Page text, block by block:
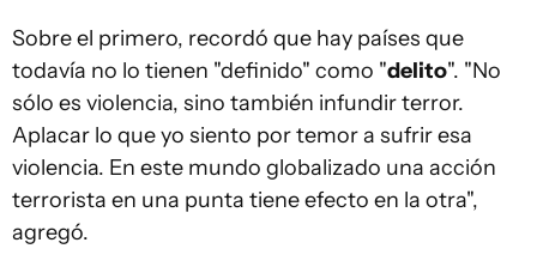
Sobre el primero, recordó que hay países que
todavía no lo tienen "definido" como "delito". "No
sólo es violencia, sino también infundir terror.
Aplacar lo que yo siento por temor a sufrir esa
violencia. En este mundo globalizado una acción
terrorista en una punta tiene efecto en la otra",
agregó.